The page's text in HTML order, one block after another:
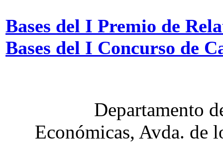
Bases del I Premio de
Bases del I Concurso de
Departamento
Económicas, Avda. de